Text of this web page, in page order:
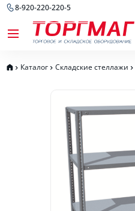
8-920-220-220-5
Каталог Складские стеллажи